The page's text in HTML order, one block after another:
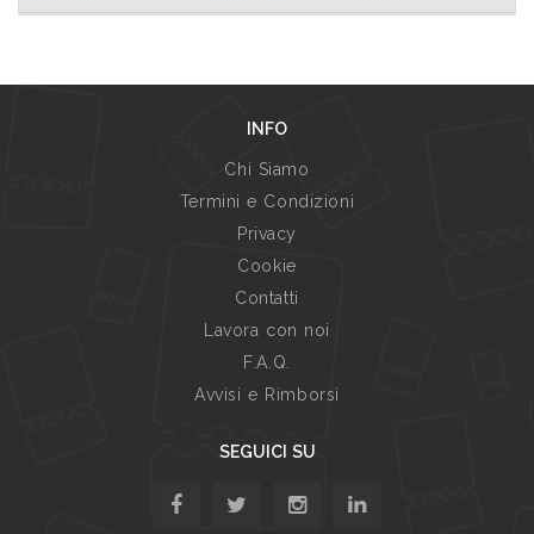
INFO
Chi Siamo
Termini e Condizioni
Privacy
Cookie
Contatti
Lavora con noi
F.A.Q.
Avvisi e Rimborsi
SEGUICI SU